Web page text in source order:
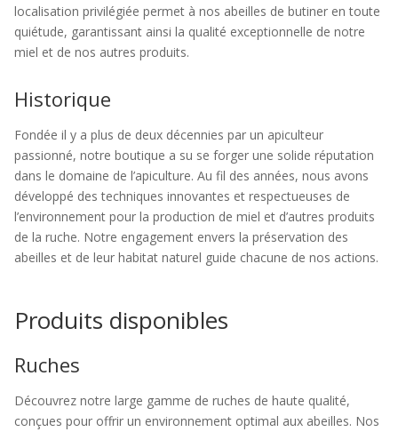
localisation privilégiée permet à nos abeilles de butiner en toute
quiétude, garantissant ainsi la qualité exceptionnelle de notre
miel et de nos autres produits.
Historique
Fondée il y a plus de deux décennies par un apiculteur
passionné, notre boutique a su se forger une solide réputation
dans le domaine de l’apiculture. Au fil des années, nous avons
développé des techniques innovantes et respectueuses de
l’environnement pour la production de miel et d’autres produits
de la ruche. Notre engagement envers la préservation des
abeilles et de leur habitat naturel guide chacune de nos actions.
Produits disponibles
Ruches
Découvrez notre large gamme de ruches de haute qualité,
conçues pour offrir un environnement optimal aux abeilles. Nos